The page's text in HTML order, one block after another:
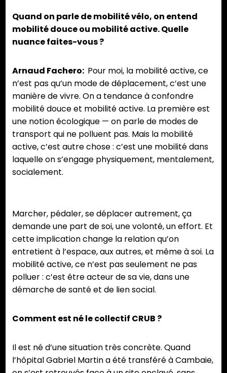
Quand on parle de mobilité vélo, on entend
mobilité douce ou mobilité active. Quelle
nuance faites-vous ?
Arnaud Fachero: Pour moi, la mobilité active, ce
n’est pas qu’un mode de déplacement, c’est une
manière de vivre. On a tendance à confondre
mobilité douce et mobilité active. La première est
une notion écologique — on parle de modes de
transport qui ne polluent pas. Mais la mobilité
active, c’est autre chose : c’est une mobilité dans
laquelle on s’engage physiquement, mentalement,
socialement.
Marcher, pédaler, se déplacer autrement, ça
demande une part de soi, une volonté, un effort. Et
cette implication change la relation qu’on
entretient à l’espace, aux autres, et même à soi. La
mobilité active, ce n’est pas seulement ne pas
polluer : c’est être acteur de sa vie, dans une
démarche de santé et de lien social.
Comment est né le collectif CRUB ?
Il est né d’une situation très concrète. Quand
l’hôpital Gabriel Martin a été transféré à Cambaie,